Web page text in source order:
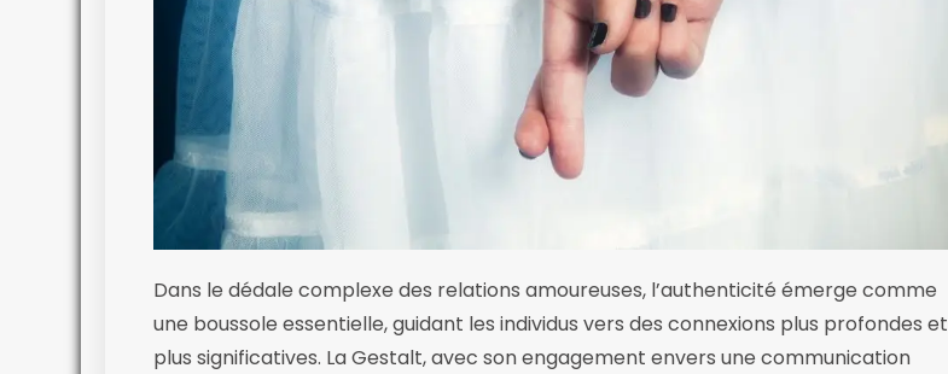
Dans le dédale complexe des relations amoureuses, l’authenticité émerge comme
une boussole essentielle, guidant les individus vers des connexions plus profondes et
plus significatives. La Gestalt, avec son engagement envers une communication